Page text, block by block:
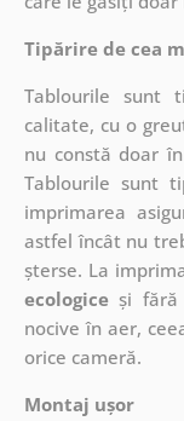
Tipărire de cea
Tablourile sunt
calitate, cu o
nu constă doar
Tablourile sunt
imprimarea
astfel încât nu
șterse. La
ecologiceși fără
nocive în aer,
orice cameră.
Montaj ușor